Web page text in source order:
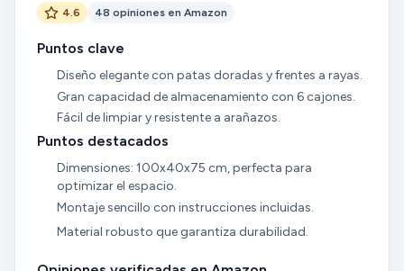
4.6 48 opiniones en Amazon
Puntos clave
Diseño elegante con patas doradas y frentes a rayas.
Gran capacidad de almacenamiento con 6 cajones.
Fácil de limpiar y resistente a arañazos.
Puntos destacados
Dimensiones: 100x40x75 cm, perfecta para
optimizar el espacio.
Montaje sencillo con instrucciones incluidas.
Material robusto que garantiza durabilidad.